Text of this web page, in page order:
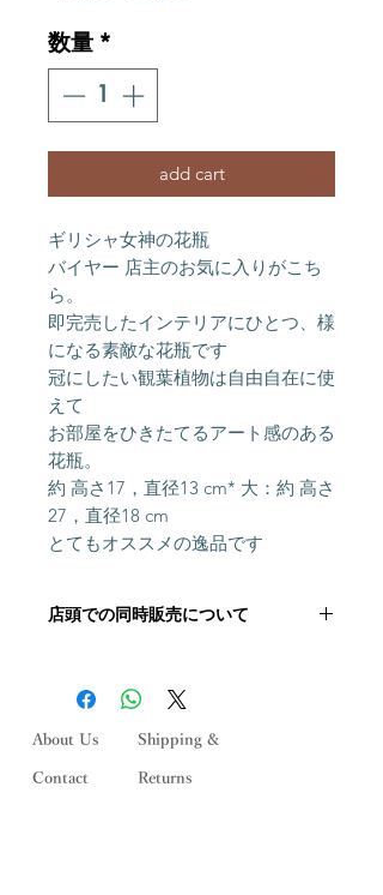
数量 *
add cart
ギリシャ女神の花瓶
バイヤー 店主のお気に入りがこち
ら。
即完売したインテリアにひとつ、様
になる素敵な花瓶です
冠にしたい観葉植物は自由自在に使
えて
お部屋をひきたてるアート感のある
花瓶。
約 高さ17，直径13 cm* 大：約 高さ
27，直径18 cm
とてもオススメの逸品です
店頭での同時販売について
ております。 ご注文いただいた後に
在庫状況を確認いたしますが,「在庫
切れ」の場合がございます。 その際
ぞご了承ください。
About Us
Contact
Shipping &
Returns